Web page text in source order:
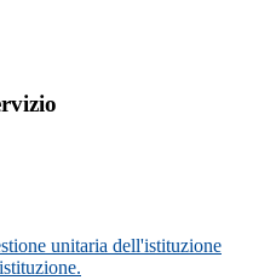
unitaria dell'istituzione